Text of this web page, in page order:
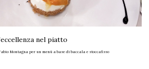
nel piatto
Montagna per un menù a base di baccala e stoccafisso